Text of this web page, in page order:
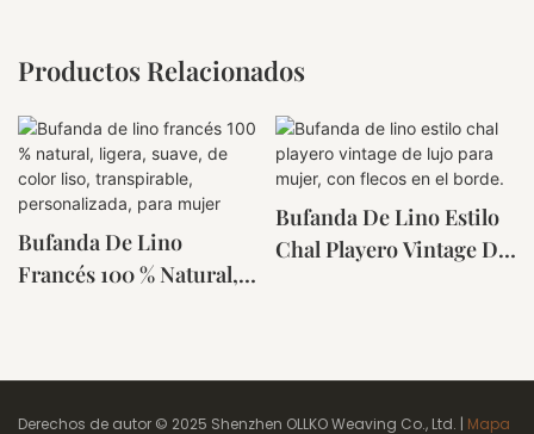
Productos Relacionados
Bufanda De Lino
Francés 100 % Natural,
Bufanda De Lino Estilo
Chal Playero Vintage De
Derechos de autor © 2025 Shenzhen OLLKO Weaving Co., Ltd. | Mapa